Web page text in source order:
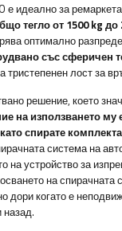
е идеално за
тегло от 1500 kg до
оптимално
със сферичен
тристепенен лост за
решение, което
на използването
спирате комплекта
система на
на устройство за
на
дори когато е
назад.